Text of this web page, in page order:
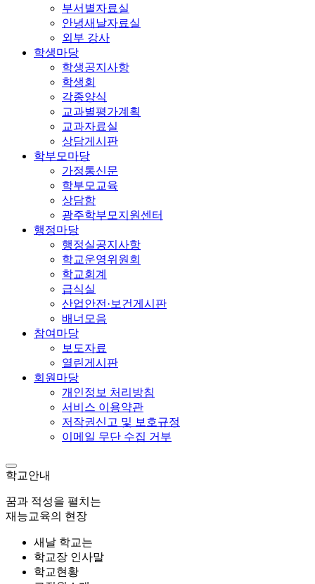
부서별자료실
안녕새날자료실
외부 강사
학생마당
학생공지사항
학생회
각종양식
교과별평가계획
교과자료실
상담게시판
학부모마당
가정통신문
학부모교육
상담함
광주학부모지원센터
행정마당
행정실공지사항
학교운영위원회
학교회계
급식실
산업안전·보건게시판
배너모음
참여마당
보도자료
열린게시판
회원마당
개인정보 처리방침
서비스 이용약관
저작권신고 및 보호규정
이메일 무단 수집 거부
학교안내
꿈과 적성을 펼치는
재능교육의 현장
새날 학교는
학교장 인사말
학교현황